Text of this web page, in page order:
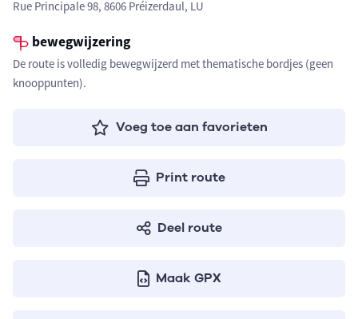
Rue Principale 98, 8606 Préizerdaul, LU
bewegwijzering
De route is volledig bewegwijzerd met thematische bordjes (geen
knooppunten).
Voeg toe aan favorieten
Print route
Deel route
Maak GPX